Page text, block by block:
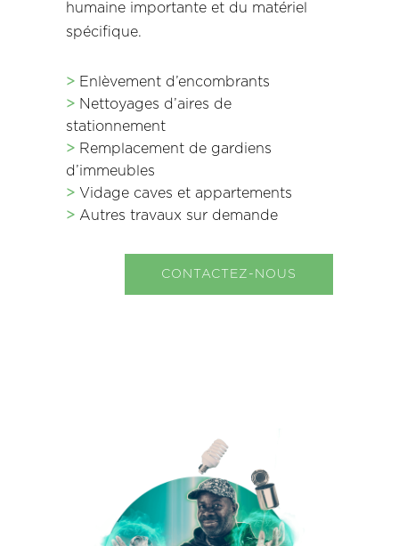
humaine importante et du matériel
spécifique.
> Enlèvement d’encombrants
> Nettoyages d’aires de
stationnement
> Remplacement de gardiens
d’immeubles
> Vidage caves et appartements
> Autres travaux sur demande
CONTACTEZ-NOUS